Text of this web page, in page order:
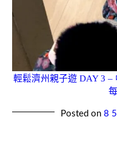
輕鬆濟州親子遊 DAY 3 –
Posted on 8